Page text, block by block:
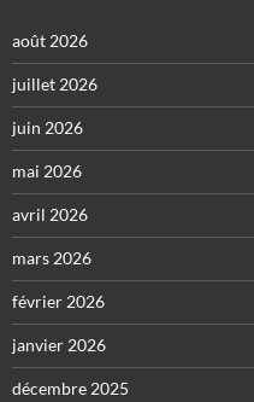
août 2026
juillet 2026
juin 2026
mai 2026
avril 2026
mars 2026
février 2026
janvier 2026
décembre 2025